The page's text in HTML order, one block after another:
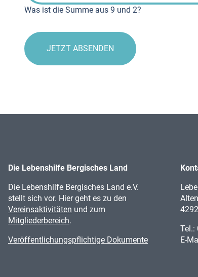
Was ist die Summe aus 9 und 2?
JETZT ABSENDEN
Die Lebenshilfe Bergisches Land
Die Lebenshilfe Bergisches Land e.V.
stellt sich vor. Hier geht es zu den
Vereins­aktivitäten und zum
Mitgliederbereich.
Veröffentlichungspflichtige Dokumente
Tel.:
E-